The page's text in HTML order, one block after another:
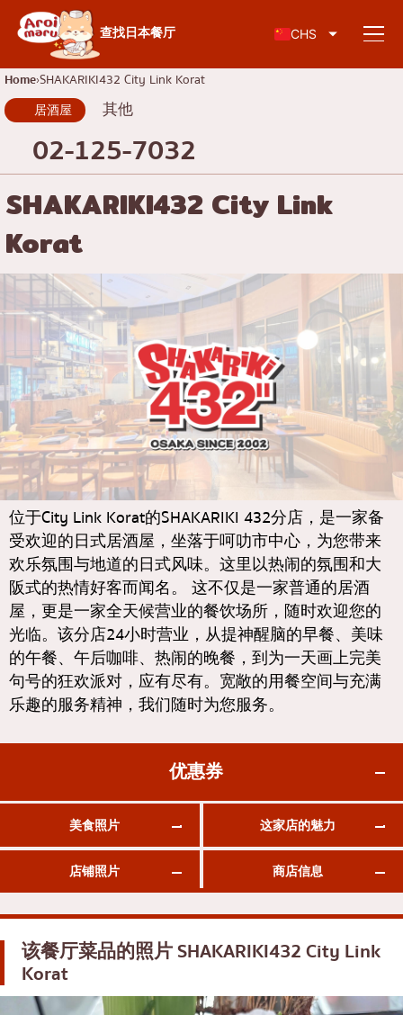
查找日本餐厅 CHS
日本料理
查找餐厅
按食物类型搜索
寿司
拉面
居酒屋
日式烤肉/烤肉
猪排盖饭/炸猪排
涮涮锅/寿喜烧
日式咖喱
日式烤鸡肉串
荞麦面/乌冬面
日本糖果
天妇罗
主厨推荐
高级日式餐厅
刺身/海鲜
日式西餐
螃蟹
御好烧/天妇罗
丼（米饭）
自助餐
牛排
油炸食品
按地区搜索
查伦克伦
吞武里
暹
通罗
完全相同的
彭蓬
阿索克
阿里
风车
沙吞
论坚果
拉玛九世
拉差达
奇隆
很多的
乌东苏克
暹罗天地
中央世界
知识专栏
特别文章
KOL推荐的文章
HomeSHAKARIKI432 City Link Korat
居酒屋 其他
02-125-7032
SHAKARIKI432 City Link
Korat
位于City Link Korat的SHAKARIKI 432分店，是一家备
受欢迎的日式居酒屋，坐落于呵叻市中心，为您带来
欢乐氛围与地道的日式风味。这里以热闹的氛围和大
阪式的热情好客而闻名。 这不仅是一家普通的居酒
屋，更是一家全天候营业的餐饮场所，随时欢迎您的
光临。该分店24小时营业，从提神醒脑的早餐、美味
的午餐、午后咖啡、热闹的晚餐，到为一天画上完美
句号的狂欢派对，应有尽有。宽敞的用餐空间与充满
乐趣的服务精神，我们随时为您服务。
美食照片
优惠券
这家店的魅力
店铺照片 商店信息
该餐厅菜品的照片SHAKARIKI432 City Link
Korat